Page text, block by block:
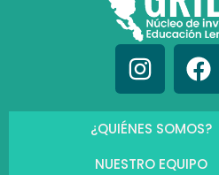
¿QUIÉNES SOMOS?
NUESTRO EQUIPO